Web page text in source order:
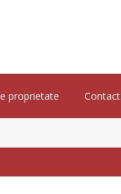
proprietate Contact